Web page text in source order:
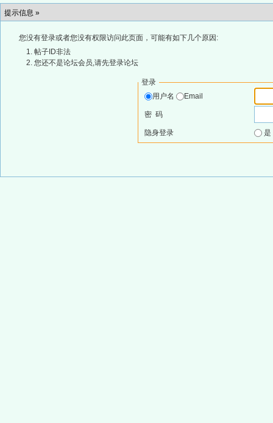
提示信息 »
您没有登录或者您没有权限访问此页面，可能有如下几个原因:
帖子ID非法
您还不是论坛会员,请先登录论坛
登录
用户名
Email
密 码
隐身登录